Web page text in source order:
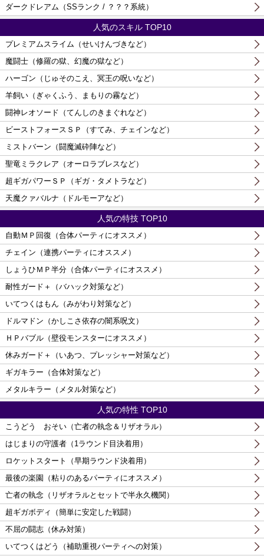
ダークドレアム（SSランク / ？？？系統）
人気のスキル TOP10
プレミアムスライム（せいけんづきなど）
魔闘士（修羅の獄、幻魔の獄など）
ハーゴン（じゅそのこえ、冥王の呪いなど）
羊飼い（ぎゃくふう、まもりの霧など）
闘神レオソード（てんしのきまぐれなど）
ビーストフォースＳＰ（すてみ、チェインなど）
ミストバーン（闘魔滅砕陣など）
聖竜ミラクレア（オーロラブレスなど）
超ギガパワーＳＰ（ギガ・タメトラなど）
天魔クァバルナ（ドルモーアなど）
人気の特技 TOP10
自動ＭＰ回復（合体パーティにオススメ）
チェイン（連携パーティにオススメ）
しょうひＭＰ半分（合体パーティにオススメ）
耐性ガード＋（バハック対策など）
いてつくはもん（みがわり対策など）
ドルマドン（かしこさ依存の闇系呪文）
ＨＰバブル（壁役モンスターにオススメ）
休みガード＋（いあつ、プレッシャー対策など）
ギガキラー（合体対策など）
メタルキラー（メタル対策など）
人気の特性 TOP10
こうどう おそい（亡者の執念＆リザオラル）
はじまりの守護者（1ラウンド目決着用）
ロケットスタート（早期ラウンド決着用）
最後の楽園（粘りのあるパーティにオススメ）
亡者の執念（リザオラルとセットで半永久機関）
超ギガボディ（簡単に安定した戦闘）
不屈の闘志（休み対策）
いてつくはどう（補助重視パーティへの対策）